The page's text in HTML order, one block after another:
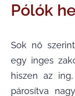
Pólók
Sok nő
egy inges
hiszen az
párosítva